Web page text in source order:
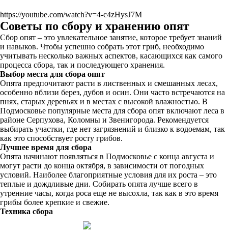
https://youtube.com/watch?v=4-c4zHysJ7M
Советы по сбору и хранению опят
Сбор опят – это увлекательное занятие, которое требует знаний
и навыков. Чтобы успешно собрать этот гриб, необходимо
учитывать несколько важных аспектов, касающихся как самого
процесса сбора, так и последующего хранения.
Выбор места для сбора опят
Опята предпочитают расти в лиственных и смешанных лесах,
особенно вблизи берез, дубов и осин. Они часто встречаются на
пнях, старых деревьях и в местах с высокой влажностью. В
Подмосковье популярные места для сбора опят включают леса в
районе Серпухова, Коломны и Звенигорода. Рекомендуется
выбирать участки, где нет загрязнений и близко к водоемам, так
как это способствует росту грибов.
Лучшее время для сбора
Опята начинают появляться в Подмосковье с конца августа и
могут расти до конца октября, в зависимости от погодных
условий. Наиболее благоприятные условия для их роста – это
теплые и дождливые дни. Собирать опята лучше всего в
утренние часы, когда роса еще не высохла, так как в это время
грибы более крепкие и свежие.
Техника сбора